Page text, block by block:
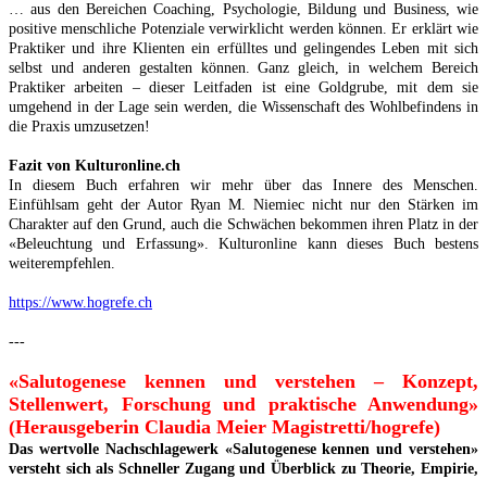
… aus den Bereichen Coaching, Psychologie, Bildung und Business, wie
positive menschliche Potenziale verwirklicht werden können. Er erklärt wie
Praktiker und ihre Klienten ein erfülltes und gelingendes Leben mit sich
selbst und anderen gestalten können. Ganz gleich, in welchem Bereich
Praktiker arbeiten – dieser Leitfaden ist eine Goldgrube, mit dem sie
umgehend in der Lage sein werden, die Wissenschaft des Wohlbefindens in
die Praxis umzusetzen!
Fazit von Kulturonline.ch
In diesem Buch erfahren wir mehr über das Innere des Menschen.
Einfühlsam geht der Autor Ryan M. Niemiec nicht nur den Stärken im
Charakter auf den Grund, auch die Schwächen bekommen ihren Platz in der
«Beleuchtung und Erfassung». Kulturonline kann dieses Buch bestens
weiterempfehlen.
https://www.hogrefe.ch
---
«Salutogenese kennen und verstehen – Konzept,
Stellenwert, Forschung und praktische Anwendung»
(Herausgeberin Claudia Meier Magistretti/hogrefe)
Das wertvolle Nachschlagewerk «Salutogenese kennen und verstehen»
versteht sich als Schneller Zugang und Überblick zu Theorie, Empirie,